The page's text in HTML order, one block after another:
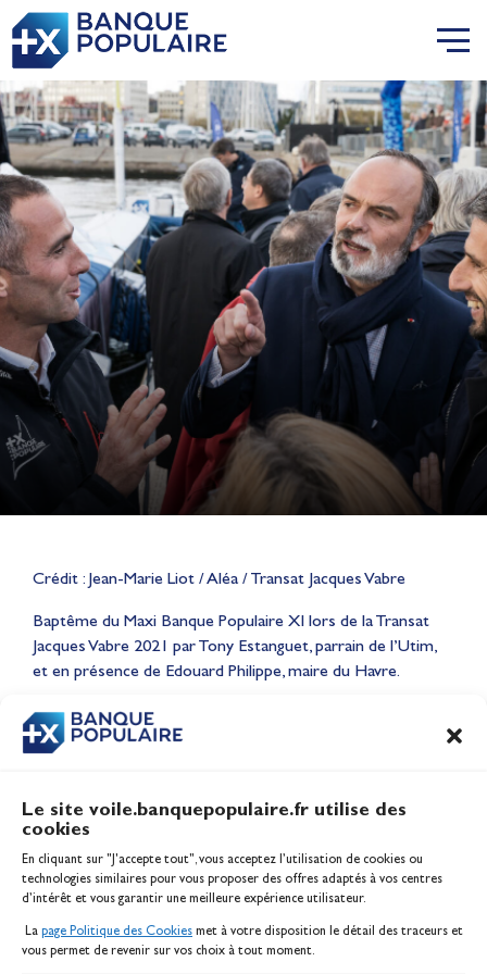
Le site voile.banquepopulaire.fr utilise des
cookies
En cliquant sur "J'accepte tout", vous acceptez l’utilisation de cookies ou
technologies similaires pour vous proposer des offres adaptés à vos centres
d’intérêt et vous garantir une meilleure expérience utilisateur.
La page Politique des Cookies met à votre disposition le détail des traceurs et
vous permet de revenir sur vos choix à tout moment.
Crédit : Jean-Marie Liot / Aléa / Transat Jacques Vabre
Baptême du Maxi Banque Populaire XI lors de la Transat
Jacques Vabre 2021 par Tony Estanguet, parrain de l’Utim,
et en présence de Edouard Philippe, maire du Havre.
CONTENU
Beach, sur le plan d'eau des
Jeux Olympiques 2028
Inscription serveur média
Contact
Politique des cookies